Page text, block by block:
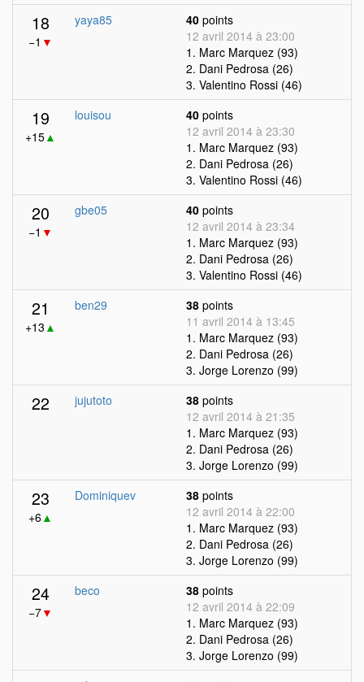
18
−1 ▼
yaya85 40 points
12 avril 2014 à 23:00
1. Marc Marquez (93)
2. Dani Pedrosa (26)
3. Valentino Rossi (46)
19
+15▲
louisou 40 points
12 avril 2014 à 23:30
1. Marc Marquez (93)
2. Dani Pedrosa (26)
3. Valentino Rossi (46)
20
−1 ▼
gbe05 40 points
12 avril 2014 à 23:34
1. Marc Marquez (93)
2. Dani Pedrosa (26)
3. Valentino Rossi (46)
21
+13 ▲
ben29 38 points
11 avril 2014 à 13:45
1. Marc Marquez (93)
2. Dani Pedrosa (26)
3. Jorge Lorenzo (99)
22 jujutoto 38 points
12 avril 2014 à 21:35
1. Marc Marquez (93)
2. Dani Pedrosa (26)
3. Jorge Lorenzo (99)
23
+6▲
Dominiquev 38 points
12 avril 2014 à 22:00
1. Marc Marquez (93)
2. Dani Pedrosa (26)
3. Jorge Lorenzo (99)
24
−7▼
beco 38 points
12 avril 2014 à 22:09
1. Marc Marquez (93)
2. Dani Pedrosa (26)
3. Jorge Lorenzo (99)